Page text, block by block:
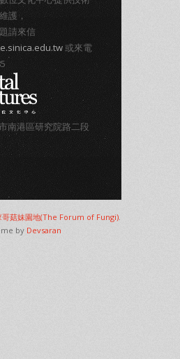
護，
請來信
或來電
南港區研究院路二段
哥菇妹園地(The Forum of Fungi)
by Devsaran